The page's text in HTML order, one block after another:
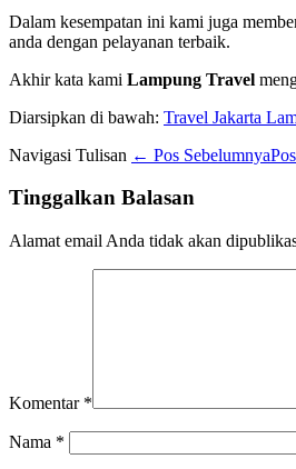
Dalam kesempatan ini kami juga
anda dengan pelayanan terbaik.
Akhir kata kami Lampung Travel
Diarsipkan di bawah: Travel Jakarta
Navigasi Tulisan ← Pos Sebelumnya
Tinggalkan Balasan
Alamat email Anda tidak akan
Komentar *
Nama *